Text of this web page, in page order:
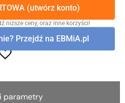
(utwórz konto)
niższe ceny, oraz inne korzyści!
Przejdź na EBMiA.pl
parametry